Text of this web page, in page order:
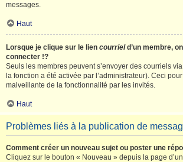
messages.
Haut
Lorsque je clique sur le lien courrield’un membre,
connecter !?
Seuls les membres peuvent s’envoyer des courriels
la fonction a été activée par l’administrateur). Ceci
malveillante de la fonctionnalité par les invités.
Haut
Problèmes liés à la publication de
Comment créer un nouveau sujet ou poster une
Cliquez sur le bouton « Nouveau » depuis la page